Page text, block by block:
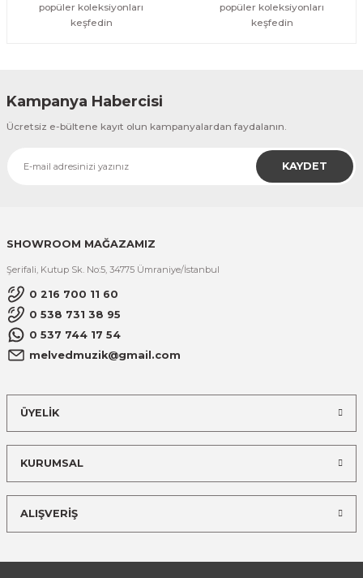
popüler koleksiyonları
keşfedin
popüler koleksiyonları
keşfedin
Kampanya Habercisi
Ücretsiz e-bültene kayıt olun kampanyalardan faydalanın.
KAYDET
SHOWROOM MAĞAZAMIZ
Şerifali, Kutup Sk. No:5, 34775 Ümraniye/İstanbul
0 216 700 11 60
0 538 731 38 95
0 537 744 17 54
melvedmuzik@gmail.com
ÜYELİK
KURUMSAL
ALIŞVERİŞ